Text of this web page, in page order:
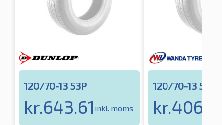
120/70-13 53P
kr.643.61 inkl. moms
120/70-13 53P
kr.